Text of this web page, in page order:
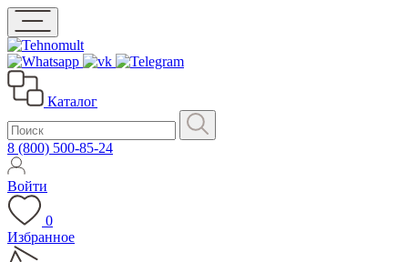
Каталог
8 (800) 500-85-24
Войти
0
Избранное